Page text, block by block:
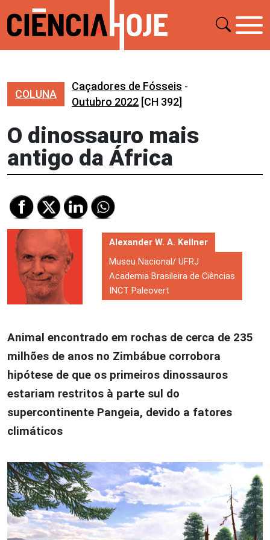
COLUNA
Caçadores de Fósseis -
Outubro 2022 [CH 392]
O dinossauro mais
antigo da África
Alexander W. A. Kellner
Museu Nacional/ UFRJ
Academia Brasileira de Ciências
INCT Paleovert
Animal encontrado em rochas de cerca de 235
milhões de anos no Zimbábue corrobora
hipótese de que os primeiros dinossauros
estariam restritos à parte sul do
supercontinente Pangeia, devido a fatores
climáticos